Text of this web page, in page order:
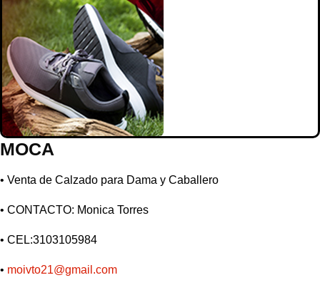
MOCA
• Venta de Calzado para Dama y Caballero
• CONTACTO: Monica Torres
• CEL:3103105984
• moivto21@gmail.com